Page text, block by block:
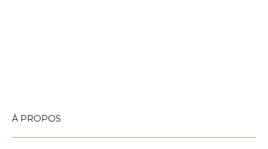
À PROPOS